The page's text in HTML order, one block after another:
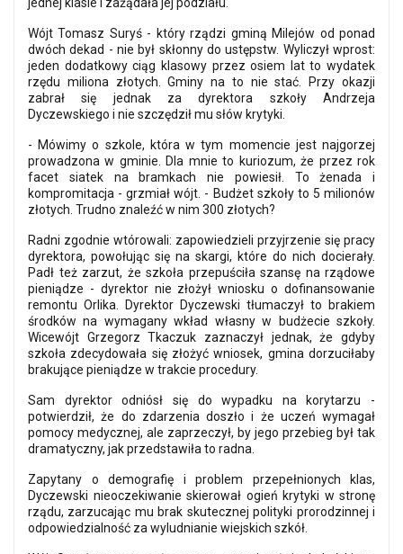
jednej klasie i zażądała jej podziału.
Wójt Tomasz Suryś - który rządzi gminą Milejów od ponad
dwóch dekad - nie był skłonny do ustępstw. Wyliczył wprost:
jeden dodatkowy ciąg klasowy przez osiem lat to wydatek
rzędu miliona złotych. Gminy na to nie stać. Przy okazji
zabrał się jednak za dyrektora szkoły Andrzeja
Dyczewskiego i nie szczędził mu słów krytyki.
- Mówimy o szkole, która w tym momencie jest najgorzej
prowadzona w gminie. Dla mnie to kuriozum, że przez rok
facet siatek na bramkach nie powiesił. To żenada i
kompromitacja - grzmiał wójt. - Budżet szkoły to 5 milionów
złotych. Trudno znaleźć w nim 300 złotych?
Radni zgodnie wtórowali: zapowiedzieli przyjrzenie się pracy
dyrektora, powołując się na skargi, które do nich docierały.
Padł też zarzut, że szkoła przepuściła szansę na rządowe
pieniądze - dyrektor nie złożył wniosku o dofinansowanie
remontu Orlika. Dyrektor Dyczewski tłumaczył to brakiem
środków na wymagany wkład własny w budżecie szkoły.
Wicewójt Grzegorz Tkaczuk zaznaczył jednak, że gdyby
szkoła zdecydowała się złożyć wniosek, gmina dorzuciłaby
brakujące pieniądze w trakcie procedury.
Sam dyrektor odniósł się do wypadku na korytarzu -
potwierdził, że do zdarzenia doszło i że uczeń wymagał
pomocy medycznej, ale zaprzeczył, by jego przebieg był tak
dramatyczny, jak przedstawiła to radna.
Zapytany o demografię i problem przepełnionych klas,
Dyczewski nieoczekiwanie skierował ogień krytyki w stronę
rządu, zarzucając mu brak skutecznej polityki prorodzinnej i
odpowiedzialność za wyludnianie wiejskich szkół.